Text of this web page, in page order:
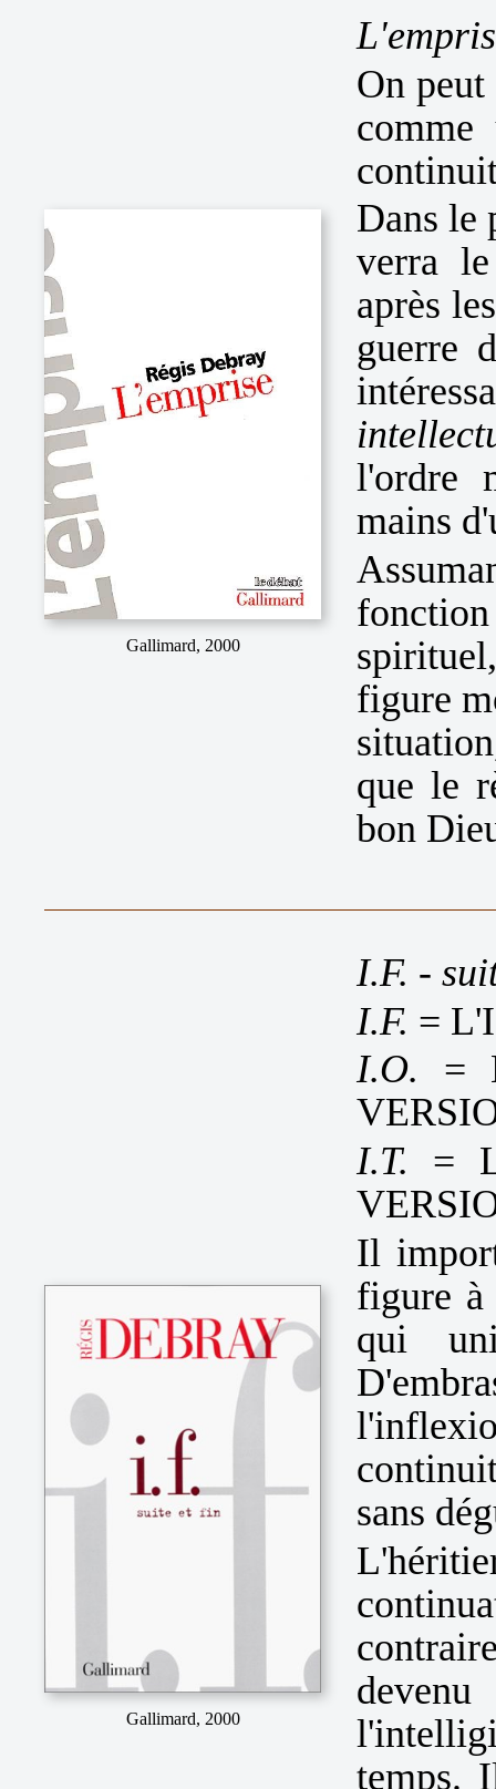
Gallimard, 2000
On
Dans le
verra
après
guerre
l'ordre
mains
figure
que le
bon
Gallimard, 2000
I.F. -
I.F. =
I.O. =
I.T. =
Il
figure à
qui
sans
temps.